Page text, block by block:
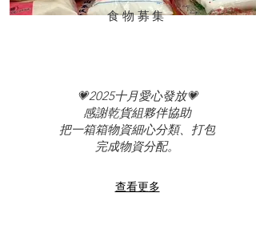
食物募集
💗2025十月愛心發放💗
感謝乾貨組夥伴協助
把一箱箱物資細心分類、打包
完成物資分配。
查看更多